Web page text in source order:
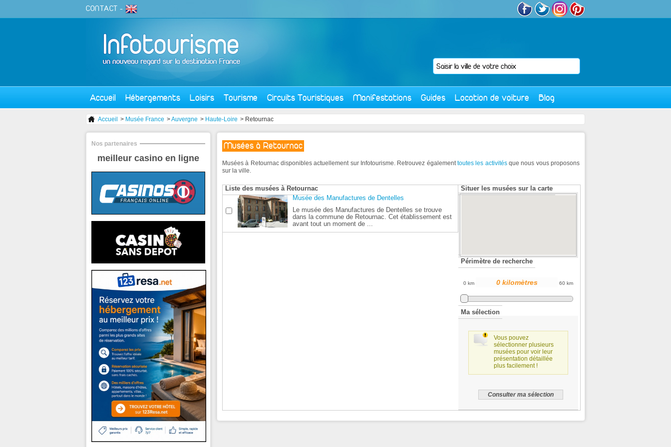
CONTACT -
Accueil Hébergements Loisirs Tourisme Circuits Touristiques Manifestations Guides Location de voiture Blog
Accueil > Musée France >Auvergne > Haute-Loire > Retournac
Musées à Retournac
Musées à Retournac disponibles actuellement sur Infotourisme. Retrouvez égalementtoutes les activitésque nous vous proposons
sur la ville.
Liste des musées à Retournac
Musée des Manufactures de Dentelles
Le musée des Manufactures de Dentelles se trouve
dans la commune de Retournac. Cet établissement est
avant tout un moment de ...
Situer les musées sur la carte
Périmètre de recherche
0 km 60 km
Ma sélection
Vous pouvez
sélectionner plusieurs
musées pour voir leur
présentation détaillée
plus facilement !
Nos partenaires
meilleur casino en ligne